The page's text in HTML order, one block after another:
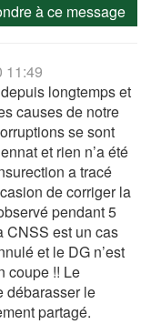
à ce message
11:49
longtemps et
causes de notre
se sont
et rien n’a été
a tracé
de corriger la
pendant 5
CNSS est un cas
et le DG n’est
coupe !! Le
débarasser le
partagé.